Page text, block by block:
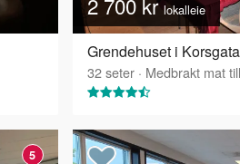
lokalleie
32seter · Medbrakt mat
5